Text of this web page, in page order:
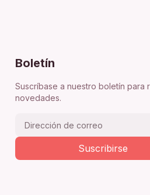
Boletín
Suscríbase a nuestro boletín para
novedades.